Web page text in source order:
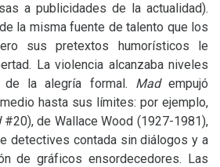
a publicidades de la actualidad).
la misma fuente de talento que los
sus pretextos humorísticos le
La violencia alcanzaba niveles
la alegría formal. Madempujó
hasta sus límites: por ejemplo,
#20), de Wallace Wood (1927-1981),
detectives contada sin diálogos y a
de gráficos ensordecedores. Las